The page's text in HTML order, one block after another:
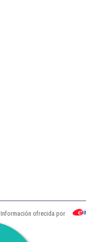
Información ofrecida por